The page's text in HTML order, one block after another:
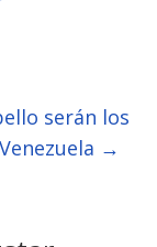
serán los
→